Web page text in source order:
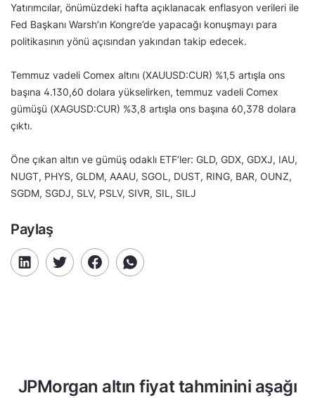
Yatırımcılar, önümüzdeki hafta açıklanacak enflasyon verileri ile
Fed Başkanı Warsh’ın Kongre’de yapacağı konuşmayı para
politikasının yönü açısından yakından takip edecek.
Temmuz vadeli Comex altını (XAUUSD:CUR) %1,5 artışla ons
başına 4.130,60 dolara yükselirken, temmuz vadeli Comex
gümüşü (XAGUSD:CUR) %3,8 artışla ons başına 60,378 dolara
çıktı.
Öne çıkan altın ve gümüş odaklı ETF’ler: GLD, GDX, GDXJ, IAU,
NUGT, PHYS, GLDM, AAAU, SGOL, DUST, RING, BAR, OUNZ,
SGDM, SGDJ, SLV, PSLV, SIVR, SIL, SILJ
Paylaş
JPMorgan altın fiyat tahminini aşağı